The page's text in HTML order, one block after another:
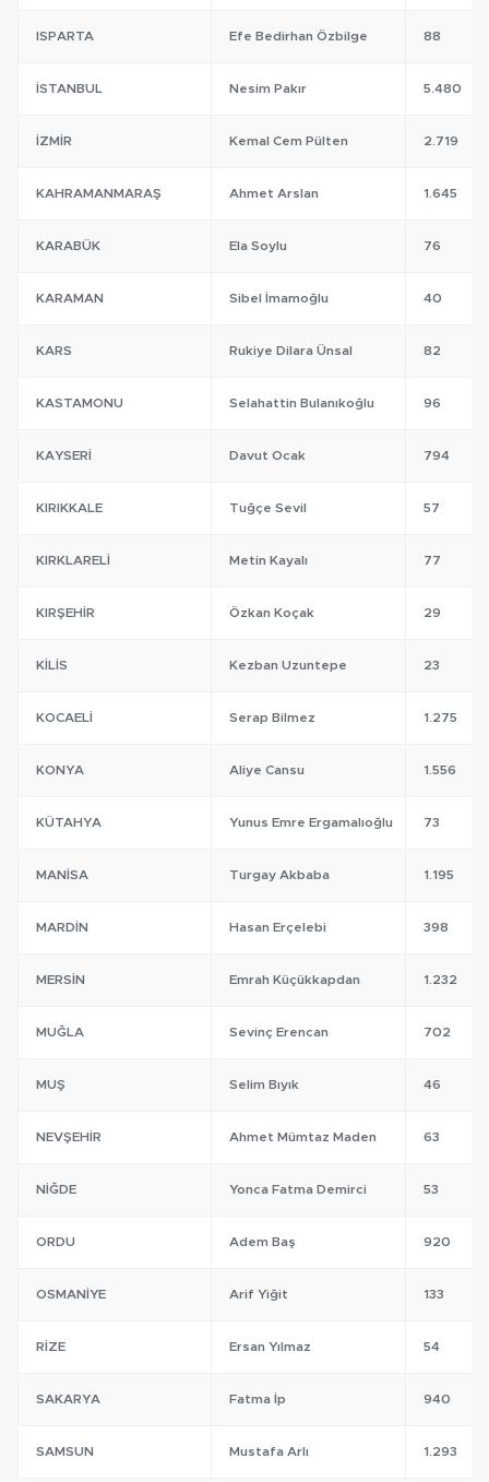
ISPARTA Efe Bedirhan Özbilge 88
İSTANBUL Nesim Pakır 5.480
İZMIR Kemal Cem Pülten 2.719
KAHRAMANMARAŞ Ahmet Arslan 1.645
KARABÜK Ela Soylu 76
KARAMAN Sibel İmamoğlu 40
KARS Rukiye Dilara Ünsal 82
KASTAMONU Selahattin Bulanıkoğlu 96
KAYSERI Davut Ocak 794
KIRIKKALE Tuğçe Sevil 57
KIRKLARELI Metin Kayalı 77
KIRŞEHIR Özkan Koçak 29
KILIS Kezban Uzuntepe 23
KOCAELI Serap Bilmez 1.275
KONYA Aliye Cansu 1.556
KÜTAHYA Yunus Emre Ergamalıoğlu 73
MANISA Turgay Akbaba 1.195
MARDIN Hasan Erçelebi 398
MERSIN Emrah Küçükkapdan 1.232
MUĞLA Sevinç Erencan 702
MUŞ Selim Bıyık 46
NEVŞEHIR Ahmet Mümtaz Maden 63
NIĞDE Yonca Fatma Demirci 53
ORDU Adem Baş 920
OSMANIYE Arif Yiğit 133
RIZE Ersan Yılmaz 54
SAKARYA Fatma İp 940
SAMSUN Mustafa Arlı 1.293